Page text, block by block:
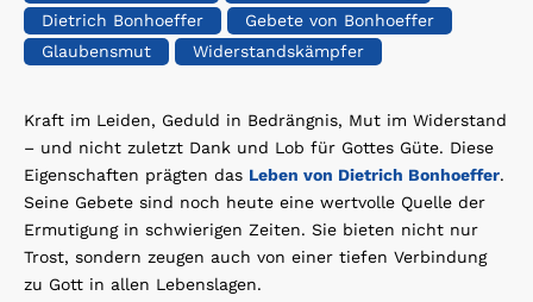
Dietrich Bonhoeffer
Gebete von Bonhoeffer
Glaubensmut
Widerstandskämpfer
Kraft im Leiden, Geduld in Bedrängnis, Mut im Widerstand
– und nicht zuletzt Dank und Lob für Gottes Güte. Diese
Eigenschaften prägten das Leben von Dietrich Bonhoeffer.
Seine Gebete sind noch heute eine wertvolle Quelle der
Ermutigung in schwierigen Zeiten. Sie bieten nicht nur
Trost, sondern zeugen auch von einer tiefen Verbindung
zu Gott in allen Lebenslagen.